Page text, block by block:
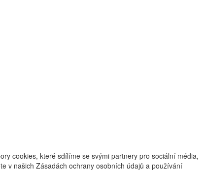
cookies, které sdílíme se svými partnery pro sociální média,
v našich Zásadách ochrany osobních údajů a používání